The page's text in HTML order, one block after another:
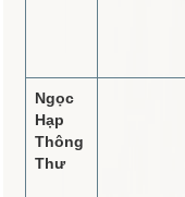
Ngọc
Hạp
Thông
Thư